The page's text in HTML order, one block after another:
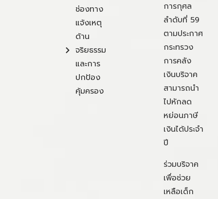
ช่องทาง
แจ้งเหตุ
ด้าน
จริยธรรม
และการ
ปกป้อง
คุ้มครอง
การกุศล
ลำดับที่ 59
ตามประกาศ
กระทรวง
การคลัง
เงินบริจาค
สามารถนำ
ไปหักลด
หย่อนภาษี
เงินได้ประจำ
ปี
ร่วมบริจาค
เพื่อช่วย
เหลือเด็ก